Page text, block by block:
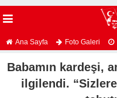
Ana Sayfa Foto Galeri
Babamın kardeşi,
ilgilendi.